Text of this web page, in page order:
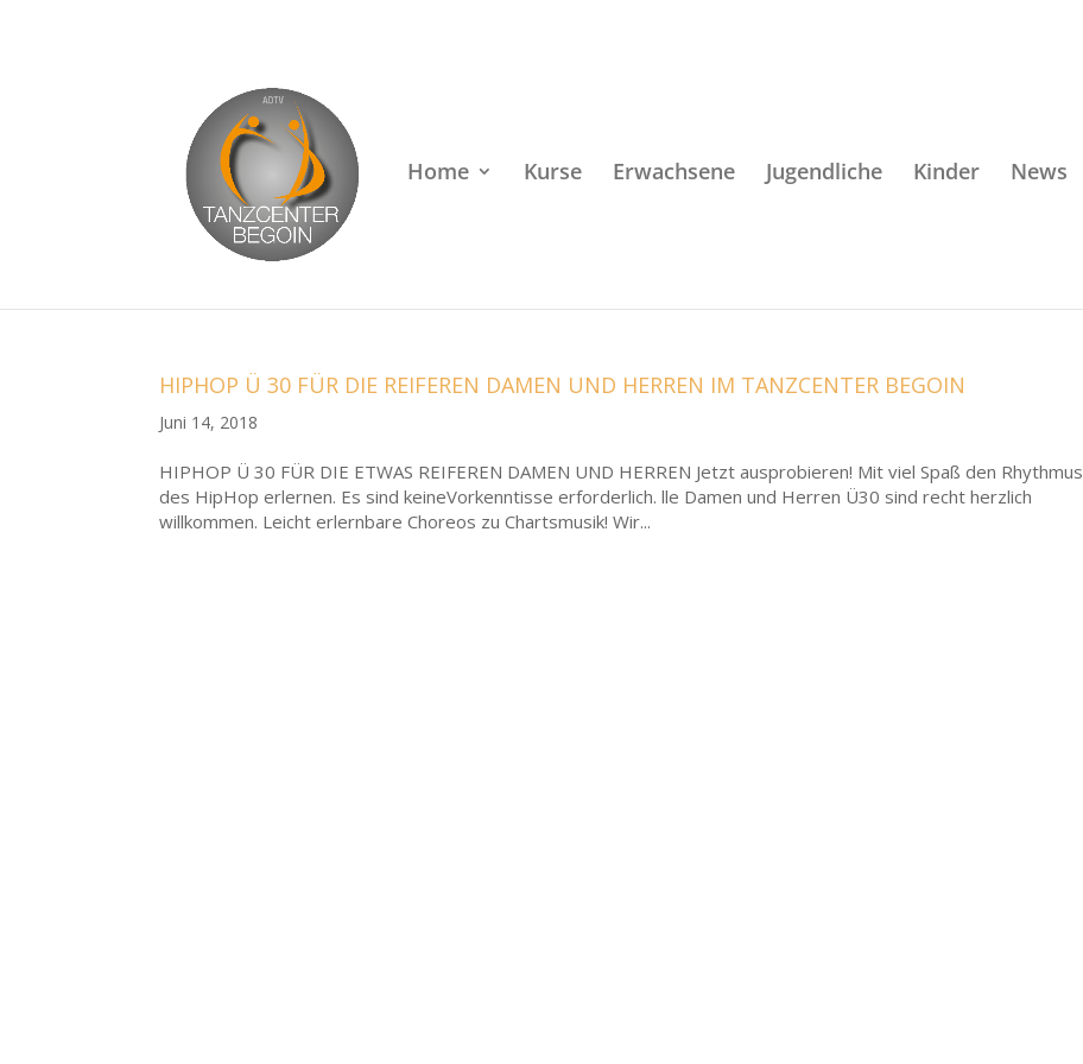
Home Kurse Erwachsene Jugendliche Kinder News
HIPHOP Ü 30 FÜR DIE REIFEREN DAMEN UND HERREN IM TANZCENTER BEGOIN
Juni 14, 2018
HIPHOP Ü 30 FÜR DIE ETWAS REIFEREN DAMEN UND HERREN Jetzt ausprobieren! Mit viel Spaß den Rhythmus
des HipHop erlernen. Es sind keineVorkenntisse erforderlich. lle Damen und Herren Ü30 sind recht herzlich
willkommen. Leicht erlernbare Choreos zu Chartsmusik! Wir...